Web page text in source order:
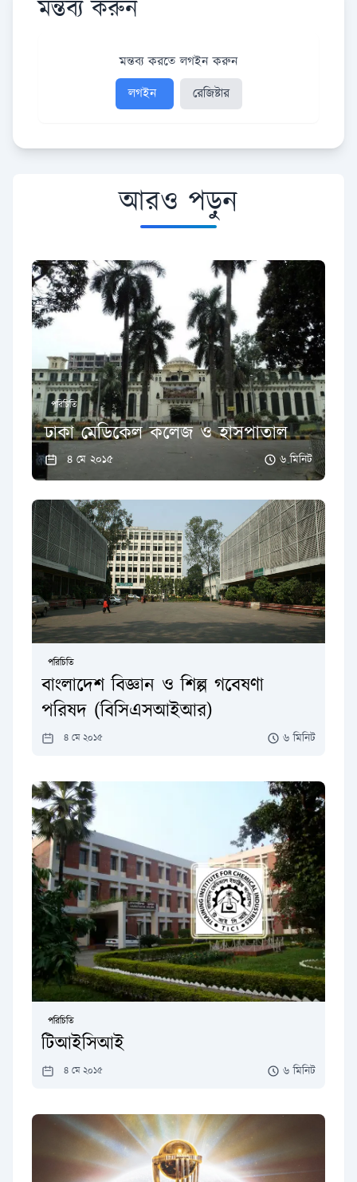
মন্তব্য করুন
মন্তব্য করতে লগইন করুন
লগইন
রেজিষ্টার
আরও পড়ুন
পরিচিতি
ঢাকা মেডিকেল কলেজ ও হাসপাতাল
৪ মে ২০১৫ ৬ মিনিট
পরিচিতি
বাংলাদেশ বিজ্ঞান ও শিল্প গবেষণা
পরিষদ (বিসিএসআইআর)
৪ মে ২০১৫ ৬ মিনিট
পরিচিতি
টিআইসিআই
৪ মে ২০১৫ ৬ মিনিট